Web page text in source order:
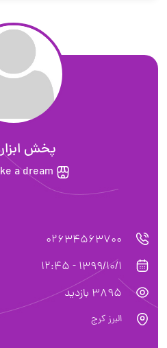
پخش ابزار
a dream
02634563700
1399/10/1 - 12:45
3895 بازدید
البرز کرج